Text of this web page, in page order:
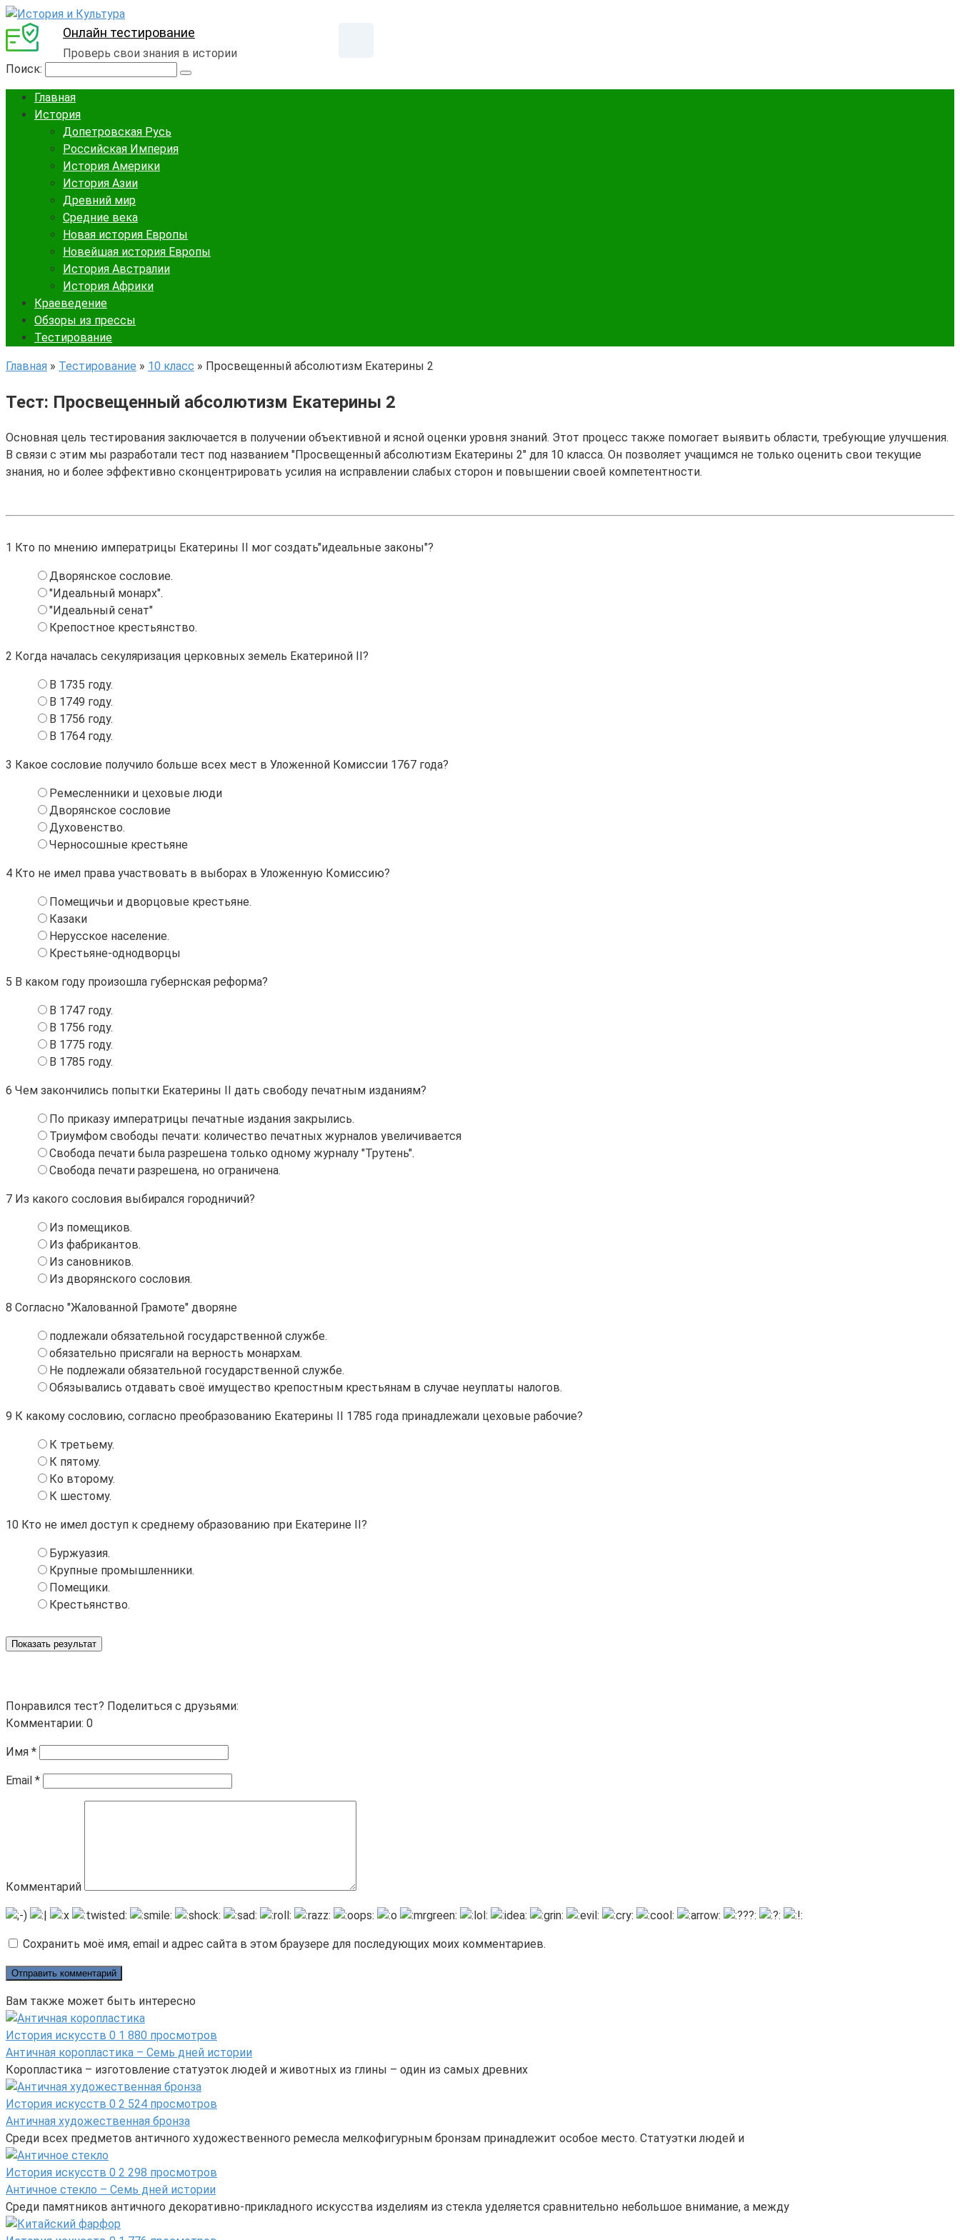
Онлайн тестирование
Проверь свои знания в истории
Поиск:
Главная
История
Допетровская Русь
Российская Империя
История Америки
История Азии
Древний мир
Средние века
Новая история Европы
Новейшая история Европы
История Австралии
История Африки
Краеведение
Обзоры из прессы
Тестирование
Главная » Тестирование » 10 класс » Просвещенный абсолютизм Екатерины 2
Тест: Просвещенный абсолютизм Екатерины 2
Основная цель тестирования заключается в получении объективной и ясной оценки уровня знаний. Этот процесс также помогает выявить области, требующие улучшения.
В связи с этим мы разработали тест под названием "Просвещенный абсолютизм Екатерины 2" для 10 класса. Он позволяет учащимся не только оценить свои текущие
знания, но и более эффективно сконцентрировать усилия на исправлении слабых сторон и повышении своей компетентности.
1 Кто по мнению императрицы Екатерины II мог создать"идеальные законы"?
Дворянское сословие.
"Идеальный монарх".
"Идеальный сенат"
Крепостное крестьянство.
2 Когда началась секуляризация церковных земель Екатериной II?
В 1735 году.
В 1749 году.
В 1756 году.
В 1764 году.
3 Какое сословие получило больше всех мест в Уложенной Комиссии 1767 года?
Ремесленники и цеховые люди
Дворянское сословие
Духовенство.
Черносошные крестьяне
4 Кто не имел права участвовать в выборах в Уложенную Комиссию?
Помещичьи и дворцовые крестьяне.
Казаки
Нерусское население.
Крестьяне-однодворцы
5 В каком году произошла губернская реформа?
В 1747 году.
В 1756 году.
В 1775 году.
В 1785 году.
6 Чем закончились попытки Екатерины II дать свободу печатным изданиям?
По приказу императрицы печатные издания закрылись.
Триумфом свободы печати: количество печатных журналов увеличивается
Свобода печати была разрешена только одному журналу "Трутень".
Свобода печати разрешена, но ограничена.
7 Из какого сословия выбирался городничий?
Из помещиков.
Из фабрикантов.
Из сановников.
Из дворянского сословия.
8 Согласно "Жалованной Грамоте" дворяне
подлежали обязательной государственной службе.
обязательно присягали на верность монархам.
Не подлежали обязательной государственной службе.
Обязывались отдавать своё имущество крепостным крестьянам в случае неуплаты налогов.
9 К какому сословию, согласно преобразованию Екатерины II 1785 года принадлежали цеховые рабочие?
К третьему.
К пятому.
Ко второму.
К шестому.
10 Кто не имел доступ к среднему образованию при Екатерине II?
Буржуазия.
Крупные промышленники.
Помещики.
Крестьянство.
Показать результат
Понравился тест? Поделиться с друзьями:
Комментарии: 0
Имя *
Email *
Комментарий
Сохранить моё имя, email и адрес сайта в этом браузере для последующих моих комментариев.
Вам также может быть интересно
История искусств 0 1 880 просмотров
Античная коропластика – Семь дней истории
Коропластика – изготовление статуэток людей и животных из глины – один из самых древних
История искусств 0 2 524 просмотров
Античная художественная бронза
Среди всех предметов античного художественного ремесла мелкофигурным бронзам принадлежит особое место. Статуэтки людей и
История искусств 0 2 298 просмотров
Античное стекло – Семь дней истории
Среди памятников античного декоративно-прикладного искусства изделиям из стекла уделяется сравнительно небольшое внимание, а между